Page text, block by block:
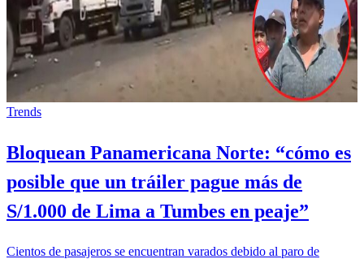
Trends
Bloquean Panamericana Norte: “cómo es
posible que un tráiler pague más de
S/1.000 de Lima a Tumbes en peaje”
Cientos de pasajeros se encuentran varados debido al paro de